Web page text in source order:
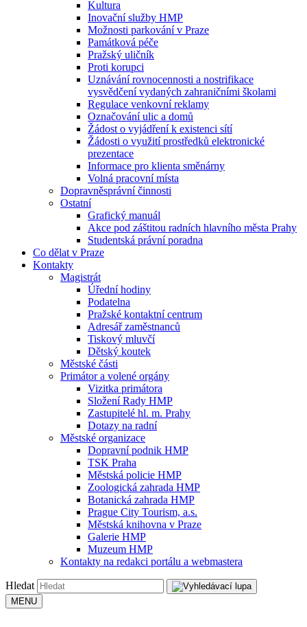
Kultura
Inovační služby HMP
Možnosti parkování v Praze
Památková péče
Pražský uličník
Proti korupci
Uznávání rovnocennosti a nostrifikace
vysvědčení vydaných zahraničními školami
Regulace venkovní reklamy
Označování ulic a domů
Žádost o vyjádření k existenci sítí
Žádosti o využití prostředků elektronické
prezentace
Informace pro klienta směnárny
Volná pracovní místa
Dopravněsprávní činnosti
Ostatní
Grafický manuál
Akce pod záštitou radních hlavního města Prahy
Studentská právní poradna
Co dělat v Praze
Kontakty
Magistrát
Úřední hodiny
Podatelna
Pražské kontaktní centrum
Adresář zaměstnanců
Tiskový mluvčí
Dětský koutek
Městské části
Primátor a volené orgány
Vizitka primátora
Složení Rady HMP
Zastupitelé hl. m. Prahy
Dotazy na radní
Městské organizace
Dopravní podnik HMP
TSK Praha
Městská policie HMP
Zoologická zahrada HMP
Botanická zahrada HMP
Prague City Tourism, a.s.
Městská knihovna v Praze
Galerie HMP
Muzeum HMP
Kontakty na redakci portálu a webmastera
Hledat
MENU